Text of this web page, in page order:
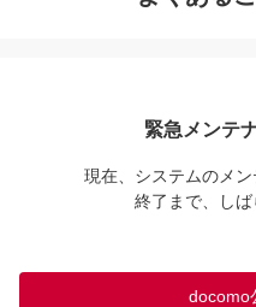
緊急メンテ
現在、システムのメン
終了まで、しば
docomo